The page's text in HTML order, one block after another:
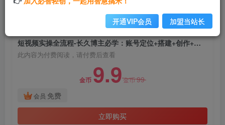
1740 94
短视频实操全流程-长久博主必学：账号定位+搭建+创作+运营+转化+投放 等等
此内容为付费阅读，请付费后查看
金币 9.9金币99
会员 免费
立即购买
开通VIP会员 加盟当站长